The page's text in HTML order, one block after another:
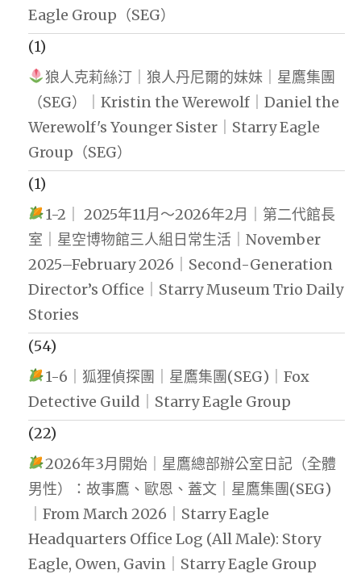
Eagle Group（SEG）
(1)
狼人克莉絲汀｜狼人丹尼爾的妹妹｜星鷹集團
（SEG）｜Kristin the Werewolf｜Daniel the
Werewolf's Younger Sister｜Starry Eagle
Group（SEG）
(1)
1-2｜ 2025年11月～2026年2月｜第二代館長
室｜星空博物館三人組日常生活｜November
2025–February 2026｜Second-Generation
Director’s Office｜Starry Museum Trio Daily
Stories
(54)
1-6｜狐狸偵探團｜星鷹集團(SEG)｜Fox
Detective Guild｜Starry Eagle Group
(22)
2026年3月開始｜星鷹總部辦公室日記（全體
男性）：故事鷹、歐恩、蓋文｜星鷹集團(SEG)
｜From March 2026｜Starry Eagle
Headquarters Office Log (All Male): Story
Eagle, Owen, Gavin｜Starry Eagle Group